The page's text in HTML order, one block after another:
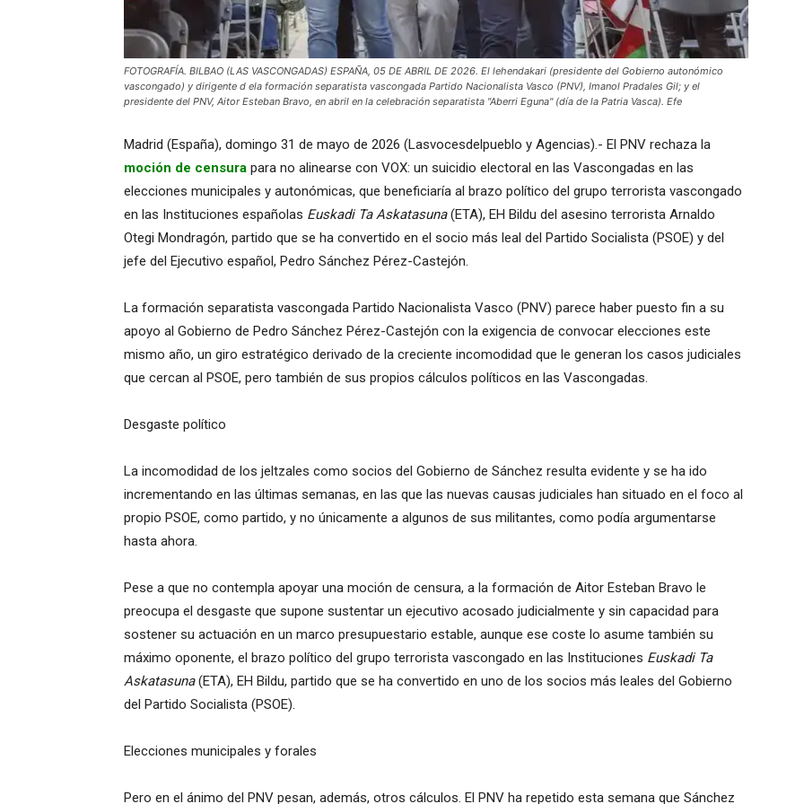
FOTOGRAFÍA. BILBAO (LAS VASCONGADAS) ESPAÑA, 05 DE ABRIL DE 2026. El lehendakari (presidente del Gobierno autonómico
vascongado) y dirigente d ela formación separatista vascongada Partido Nacionalista Vasco (PNV), Imanol Pradales Gil; y el
presidente del PNV, Aitor Esteban Bravo, en abril en la celebración separatista "Aberri Eguna" (día de la Patria Vasca). Efe
Madrid (España), domingo 31 de mayo de 2026 (Lasvocesdelpueblo y Agencias).- El PNV rechaza la
moción de censura para no alinearse con VOX: un suicidio electoral en las Vascongadas en las
elecciones municipales y autonómicas, que beneficiaría al brazo político del grupo terrorista vascongado
en las Instituciones españolas Euskadi Ta Askatasuna(ETA), EH Bildu del asesino terrorista Arnaldo
Otegi Mondragón, partido que se ha convertido en el socio más leal del Partido Socialista (PSOE) y del
jefe del Ejecutivo español, Pedro Sánchez Pérez-Castejón.
La formación separatista vascongada Partido Nacionalista Vasco (PNV) parece haber puesto fin a su
apoyo al Gobierno de Pedro Sánchez Pérez-Castejón con la exigencia de convocar elecciones este
mismo año, un giro estratégico derivado de la creciente incomodidad que le generan los casos judiciales
que cercan al PSOE, pero también de sus propios cálculos políticos en las Vascongadas.
Desgaste político
La incomodidad de los jeltzales como socios del Gobierno de Sánchez resulta evidente y se ha ido
incrementando en las últimas semanas, en las que las nuevas causas judiciales han situado en el foco al
propio PSOE, como partido, y no únicamente a algunos de sus militantes, como podía argumentarse
hasta ahora.
Pese a que no contempla apoyar una moción de censura, a la formación de Aitor Esteban Bravo le
preocupa el desgaste que supone sustentar un ejecutivo acosado judicialmente y sin capacidad para
sostener su actuación en un marco presupuestario estable, aunque ese coste lo asume también su
máximo oponente, el brazo político del grupo terrorista vascongado en las Instituciones Euskadi Ta
Askatasuna(ETA), EH Bildu, partido que se ha convertido en uno de los socios más leales del Gobierno
del Partido Socialista (PSOE).
Elecciones municipales y forales
Pero en el ánimo del PNV pesan, además, otros cálculos. El PNV ha repetido esta semana que Sánchez